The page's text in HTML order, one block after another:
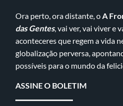
Ora perto, ora distante, oA
das Gentes, vai ver, vai viver e
aconteceres que regem a vida
globalização perversa,
possíveis para o mundo da
ASSINE O BOLETIM